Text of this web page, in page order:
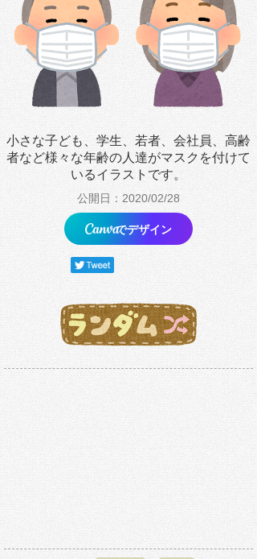
小さな子ども、学生、若者、会社員、高齢
者など様々な年齢の人達がマスクを付けて
いるイラストです。
公開日：2020/02/28
でデザイン